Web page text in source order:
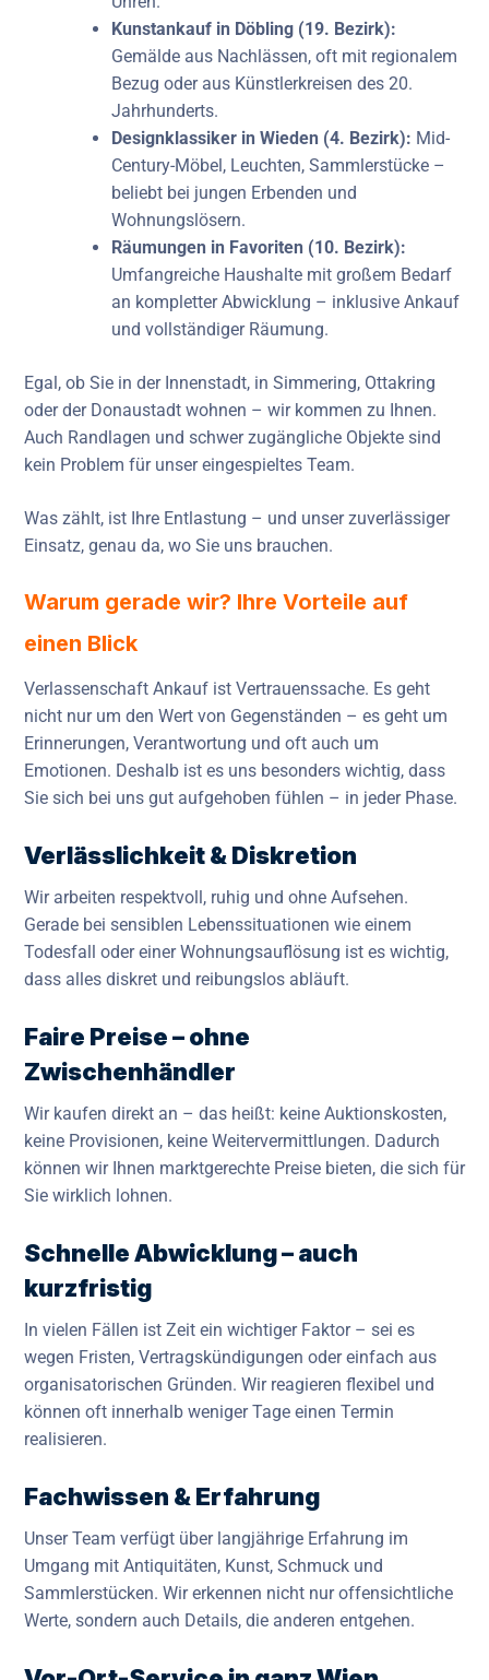
Kunstankauf in Döbling (19. Bezirk):
Gemälde aus Nachlässen, oft mit regionalem
Bezug oder aus Künstlerkreisen des 20.
Jahrhunderts.
Designklassiker in Wieden (4. Bezirk): Mid-
Century-Möbel, Leuchten, Sammlerstücke –
beliebt bei jungen Erbenden und
Wohnungslösern.
Räumungen in Favoriten (10. Bezirk):
Umfangreiche Haushalte mit großem Bedarf
an kompletter Abwicklung – inklusive Ankauf
und vollständiger Räumung.
Egal, ob Sie in der Innenstadt, in Simmering, Ottakring
oder der Donaustadt wohnen – wir kommen zu Ihnen.
Auch Randlagen und schwer zugängliche Objekte sind
kein Problem für unser eingespieltes Team.
Was zählt, ist Ihre Entlastung – und unser zuverlässiger
Einsatz, genau da, wo Sie uns brauchen.
Warum gerade wir? Ihre Vorteile auf
einen Blick
Verlassenschaft Ankauf ist Vertrauenssache. Es geht
nicht nur um den Wert von Gegenständen – es geht um
Erinnerungen, Verantwortung und oft auch um
Emotionen. Deshalb ist es uns besonders wichtig, dass
Sie sich bei uns gut aufgehoben fühlen – in jeder Phase.
Verlässlichkeit & Diskretion
Wir arbeiten respektvoll, ruhig und ohne Aufsehen.
Gerade bei sensiblen Lebenssituationen wie einem
Todesfall oder einer Wohnungsauflösung ist es wichtig,
dass alles diskret und reibungslos abläuft.
Faire Preise – ohne
Zwischenhändler
Wir kaufen direkt an – das heißt: keine Auktionskosten,
keine Provisionen, keine Weitervermittlungen. Dadurch
können wir Ihnen marktgerechte Preise bieten, die sich für
Sie wirklich lohnen.
Schnelle Abwicklung – auch
kurzfristig
In vielen Fällen ist Zeit ein wichtiger Faktor – sei es
wegen Fristen, Vertragskündigungen oder einfach aus
organisatorischen Gründen. Wir reagieren flexibel und
können oft innerhalb weniger Tage einen Termin
realisieren.
Fachwissen & Erfahrung
Unser Team verfügt über langjährige Erfahrung im
Umgang mit Antiquitäten, Kunst, Schmuck und
Sammlerstücken. Wir erkennen nicht nur offensichtliche
Werte, sondern auch Details, die anderen entgehen.